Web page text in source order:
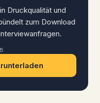
Druckqualität und
zum Download